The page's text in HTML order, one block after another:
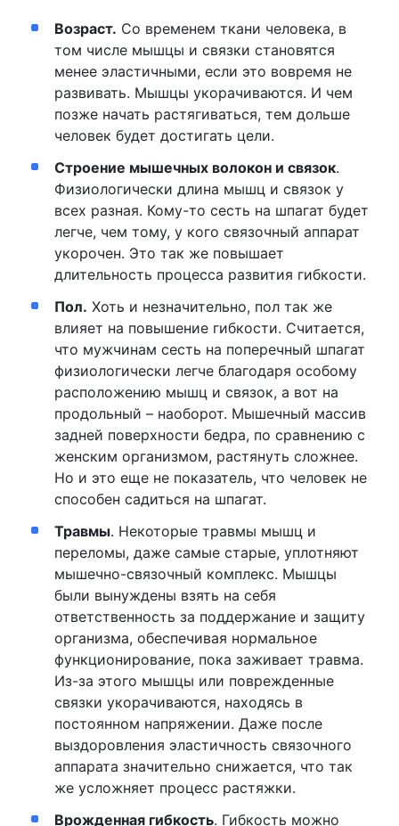
Возраст. Со временем ткани человека, в
том числе мышцы и связки становятся
менее эластичными, если это вовремя не
развивать. Мышцы укорачиваются. И чем
позже начать растягиваться, тем дольше
человек будет достигать цели.
Строение мышечных волокон и связок.
Физиологически длина мышц и связок у
всех разная. Кому-то сесть на шпагат будет
легче, чем тому, у кого связочный аппарат
укорочен. Это так же повышает
длительность процесса развития гибкости.
Пол. Хоть и незначительно, пол так же
влияет на повышение гибкости. Считается,
что мужчинам сесть на поперечный шпагат
физиологически легче благодаря особому
расположению мышц и связок, а вот на
продольный – наоборот. Мышечный массив
задней поверхности бедра, по сравнению с
женским организмом, растянуть сложнее.
Но и это еще не показатель, что человек не
способен садиться на шпагат.
Травмы. Некоторые травмы мышц и
переломы, даже самые старые, уплотняют
мышечно-связочный комплекс. Мышцы
были вынуждены взять на себя
ответственность за поддержание и защиту
организма, обеспечивая нормальное
функционирование, пока заживает травма.
Из-за этого мышцы или поврежденные
связки укорачиваются, находясь в
постоянном напряжении. Даже после
выздоровления эластичность связочного
аппарата значительно снижается, что так
же усложняет процесс растяжки.
Врожденная гибкость. Гибкость можно